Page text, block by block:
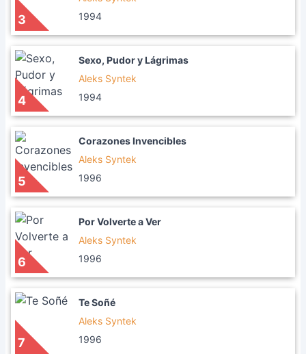
3
1994
4
Sexo, Pudor y Lágrimas
Aleks Syntek
1994
5
Corazones Invencibles
Aleks Syntek
1996
6
Por Volverte a Ver
Aleks Syntek
1996
7
Te Soñé
Aleks Syntek
1996